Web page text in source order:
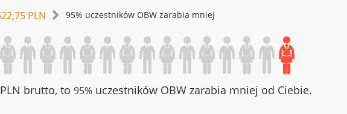
PLN 95% uczestników OBW zarabia mniej
brutto, to 95% uczestników OBW zarabia mniej od Ciebie.